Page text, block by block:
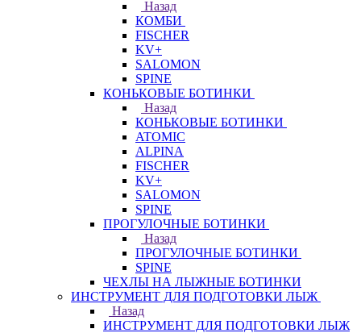
Назад
КОМБИ
FISCHER
KV+
SALOMON
SPINE
КОНЬКОВЫЕ БОТИНКИ
Назад
КОНЬКОВЫЕ БОТИНКИ
ATOMIC
ALPINA
FISCHER
KV+
SALOMON
SPINE
ПРОГУЛОЧНЫЕ БОТИНКИ
Назад
ПРОГУЛОЧНЫЕ БОТИНКИ
SPINE
ЧЕХЛЫ НА ЛЫЖНЫЕ БОТИНКИ
ИНСТРУМЕНТ ДЛЯ ПОДГОТОВКИ ЛЫЖ
Назад
ИНСТРУМЕНТ ДЛЯ ПОДГОТОВКИ ЛЫЖ